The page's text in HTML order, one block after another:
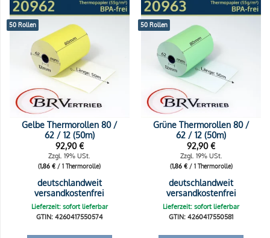
50 Rollen
Gelbe Thermorollen 80 /
62 / 12 (50m)
92,90€
Zzgl. 19% USt.
(1,86€ / 1 Thermorolle)
deutschlandweit
versandkostenfrei
Lieferzeit: sofort lieferbar
GTIN: 4260417550574
50 Rollen
Grüne Thermorollen 80 /
62 / 12 (50m)
92,90€
Zzgl. 19% USt.
(1,86 €/ 1 Thermorolle)
deutschlandweit
versandkostenfrei
Lieferzeit: sofort lieferbar
GTIN: 4260417550581